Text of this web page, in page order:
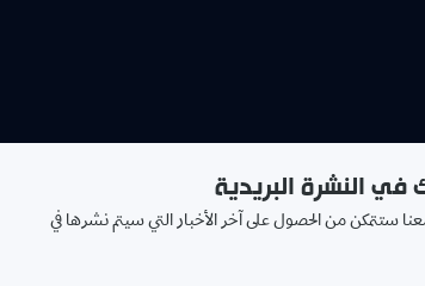
البريدية
على آخر الأخبار التي سيتم نشرها في
الالكتروني